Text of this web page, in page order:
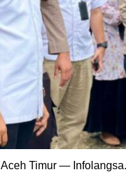
Aceh Timur —